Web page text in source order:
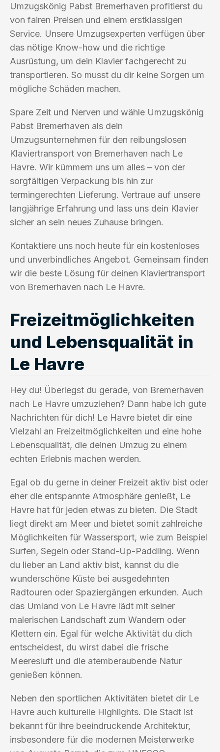
Umzugskönig Pabst Bremerhaven profitierst du
von fairen Preisen und einem erstklassigen
Service. Unsere Umzugsexperten verfügen über
das nötige Know-how und die richtige
Ausrüstung, um dein Klavier fachgerecht zu
transportieren. So musst du dir keine Sorgen um
mögliche Schäden machen.
Spare Zeit und Nerven und wähle Umzugskönig
Pabst Bremerhaven als dein
Umzugsunternehmen für den reibungslosen
Klaviertransport von Bremerhaven nach Le
Havre. Wir kümmern uns um alles – von der
sorgfältigen Verpackung bis hin zur
termingerechten Lieferung. Vertraue auf unsere
langjährige Erfahrung und lass uns dein Klavier
sicher an sein neues Zuhause bringen.
Kontaktiere uns noch heute für ein kostenloses
und unverbindliches Angebot. Gemeinsam finden
wir die beste Lösung für deinen Klaviertransport
von Bremerhaven nach Le Havre.
Freizeitmöglichkeiten
und Lebensqualität in
Le Havre
Hey du! Überlegst du gerade, von Bremerhaven
nach Le Havre umzuziehen? Dann habe ich gute
Nachrichten für dich! Le Havre bietet dir eine
Vielzahl an Freizeitmöglichkeiten und eine hohe
Lebensqualität, die deinen Umzug zu einem
echten Erlebnis machen werden.
Egal ob du gerne in deiner Freizeit aktiv bist oder
eher die entspannte Atmosphäre genießt, Le
Havre hat für jeden etwas zu bieten. Die Stadt
liegt direkt am Meer und bietet somit zahlreiche
Möglichkeiten für Wassersport, wie zum Beispiel
Surfen, Segeln oder Stand-Up-Paddling. Wenn
du lieber an Land aktiv bist, kannst du die
wunderschöne Küste bei ausgedehnten
Radtouren oder Spaziergängen erkunden. Auch
das Umland von Le Havre lädt mit seiner
malerischen Landschaft zum Wandern oder
Klettern ein. Egal für welche Aktivität du dich
entscheidest, du wirst dabei die frische
Meeresluft und die atemberaubende Natur
genießen können.
Neben den sportlichen Aktivitäten bietet dir Le
Havre auch kulturelle Highlights. Die Stadt ist
bekannt für ihre beeindruckende Architektur,
insbesondere für die modernen Meisterwerke